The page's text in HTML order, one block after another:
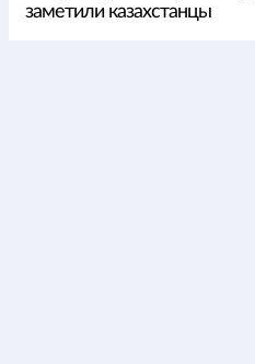
заметили казахстанцы